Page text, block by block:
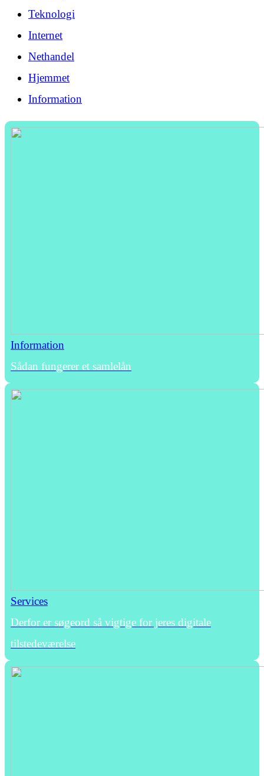
Teknologi
Internet
Nethandel
Hjemmet
Information
Information
Sådan fungerer et samlelån
Services
Derfor er søgeord så vigtige for jeres digitale
tilstedeværelse